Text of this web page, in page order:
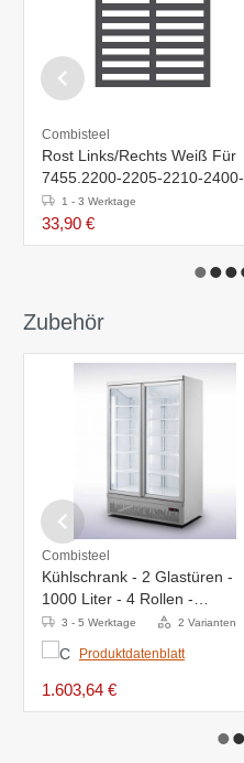
Combisteel
Rost Links/Rechts Weiß Für
7455.2200-2205-2210-2400-
2410-2416-2900-2905
1 - 3 Werktage
33,90 €
Zubehör
Combisteel
Kühlschrank - 2 Glastüren -
1000 Liter - 4 Rollen -
1253x710x(h)1997mm
3 - 5 Werktage 2 Varianten
Produktdatenblatt
1.603,64 €